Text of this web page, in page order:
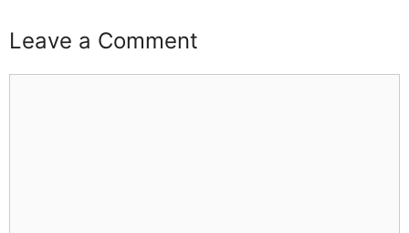
Leave a Comment